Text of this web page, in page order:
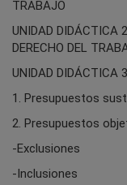
TRABAJO
UNIDAD DIDÁCTICA
DERECHO DEL
UNIDAD DIDÁCTICA
1. Presupuestos
2. Presupuestos
-Exclusiones
-Inclusiones